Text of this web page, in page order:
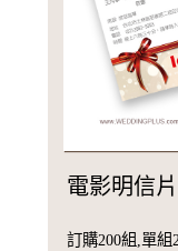
電影明信
訂購200組,單組